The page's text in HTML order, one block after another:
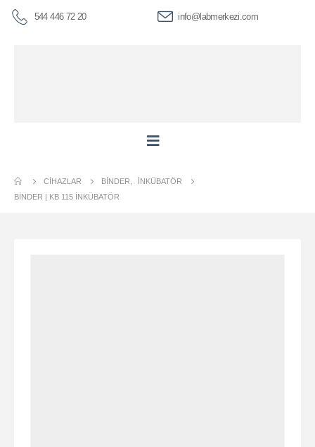
544 446 72 20 info@labmerkezi.com
CIHAZLAR BINDER
İNKÜBATÖR
BİNDER | KB 115 İNKÜBATÖR